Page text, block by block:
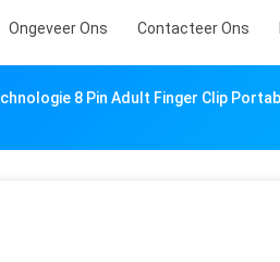
Ongeveer Ons Contacteer Ons
8 Pin Adult Finger Clip